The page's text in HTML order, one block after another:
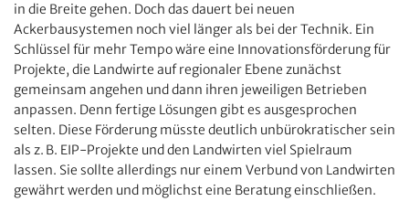
in die Breite gehen. Doch das dauert bei neuen
Ackerbausystemen noch viel länger als bei der Technik. Ein
Schlüssel für mehr Tempo wäre eine Innovationsförderung für
Projekte, die Landwirte auf regionaler Ebene zunächst
gemeinsam angehen und dann ihren jeweiligen Betrieben
anpassen. Denn fertige Lösungen gibt es ausgesprochen
selten. Diese Förderung müsste deutlich unbürokratischer sein
als z. B. EIP-Projekte und den Landwirten viel Spielraum
lassen. Sie sollte allerdings nur einem Verbund von Landwirten
gewährt werden und möglichst eine Beratung einschließen.